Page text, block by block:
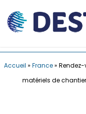
Accueil » France» Rendez-
matériels de